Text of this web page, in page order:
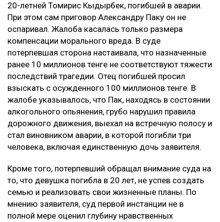
20-летней Томирис Кыдырбек, погибшей в аварии.
При этом сам приговор Александру Паку он не
оспаривал. Жалоба касалась только размера
компенсации морального вреда. В суде
потерпевшая сторона настаивала, что назначенные
ранее 10 миллионов тенге не соответствуют тяжести
последствий трагедии. Отец погибшей просил
взыскать с осужденного 100 миллионов тенге. В
жалобе указывалось, что Пак, находясь в состоянии
алкогольного опьянения, грубо нарушил правила
дорожного движения, выехал на встречную полосу и
стал виновником аварии, в которой погибли три
человека, включая единственную дочь заявителя.
Кроме того, потерпевший обращал внимание суда на
то, что девушка погибла в 20 лет, не успев создать
семью и реализовать свои жизненные планы. По
мнению заявителя, суд первой инстанции не в
полной мере оценил глубину нравственных